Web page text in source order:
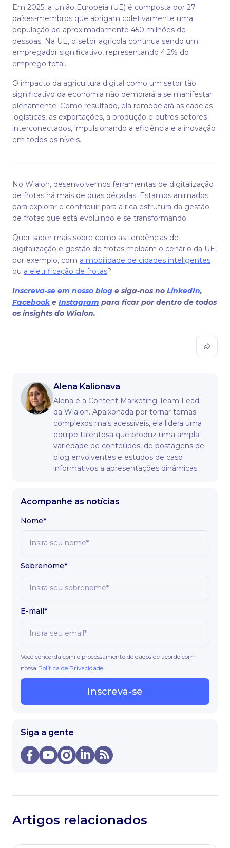
Em 2025, a União Europeia (UE) é composta por 27
países-membros que abrigam coletivamente uma
população de aproximadamente 450 milhões de
pessoas. Na UE, o setor agrícola continua sendo um
empregador significativo, representando 4,2% do
emprego total.
O impacto da agricultura digital como um setor tão
significativo da economia não demorará a se manifestar
plenamente. Como resultado, ela remodelará as cadeias
logísticas, as exportações, a produção e outros setores
interconectados, impulsionando a eficiência e a inovação
em todos os níveis.
No Wialon, desenvolvemos ferramentas de digitalização
de frotas há mais de duas décadas. Estamos animados
para explorar e contribuir para a rica estrutura da gestão
de frotas que está evoluindo e se transformando.
Quer saber mais sobre como as tendências de
digitalização e gestão de frotas moldam o cenário da UE,
por exemplo, com a mobilidade de cidades inteligentes
ou a eletrificação de frotas?
Inscreva-se em nosso blog e siga-nos no LinkedIn,
Facebooke Instagram para ficar por dentro de todos
os insights do Wialon.
Alena Kalionava
Alena é a Content Marketing Team Lead
da Wialon. Apaixonada por tornar temas
complexos mais acessíveis, ela lidera uma
equipe talentosa que produz uma ampla
variedade de conteúdos, de postagens de
blog envolventes e estudos de caso
informativos a apresentações dinâmicas.
Acompanhe as notícias
Nome*
Sobrenome*
E-mail*
Você concorda com o processamento de dados de acordo com
nossa Política de Privacidade.
Inscreva-se
Siga a gente
Artigos relacionados